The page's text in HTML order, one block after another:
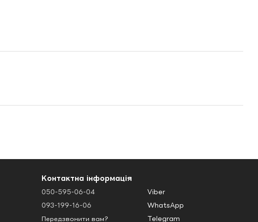
Контактна інформація
050-595-06-04
093-199-16-06
Передзвонити вам?
Viber
WhatsApp
Telegram